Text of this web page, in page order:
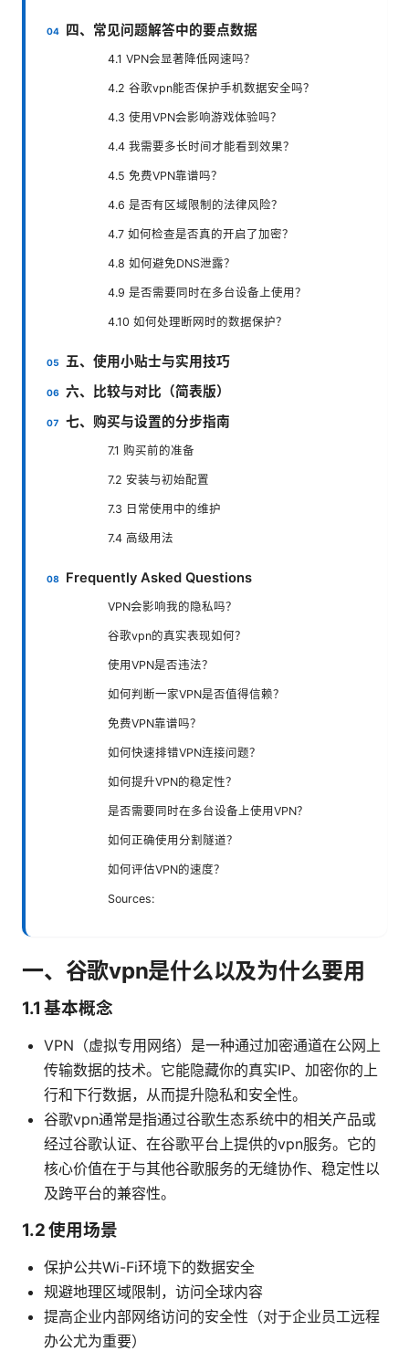
四、常见问题解答中的要点数据
4.1 VPN会显著降低网速吗？
4.2 谷歌vpn能否保护手机数据安全吗？
4.3 使用VPN会影响游戏体验吗？
4.4 我需要多长时间才能看到效果？
4.5 免费VPN靠谱吗？
4.6 是否有区域限制的法律风险？
4.7 如何检查是否真的开启了加密？
4.8 如何避免DNS泄露？
4.9 是否需要同时在多台设备上使用？
4.10 如何处理断网时的数据保护？
五、使用小贴士与实用技巧
六、比较与对比（简表版）
七、购买与设置的分步指南
7.1 购买前的准备
7.2 安装与初始配置
7.3 日常使用中的维护
7.4 高级用法
Frequently Asked Questions
VPN会影响我的隐私吗？
谷歌vpn的真实表现如何？
使用VPN是否违法？
如何判断一家VPN是否值得信赖？
免费VPN靠谱吗？
如何快速排错VPN连接问题？
如何提升VPN的稳定性？
是否需要同时在多台设备上使用VPN？
如何正确使用分割隧道？
如何评估VPN的速度？
Sources:
一、谷歌vpn是什么以及为什么要用
1.1 基本概念
VPN（虚拟专用网络）是一种通过加密通道在公网上
传输数据的技术。它能隐藏你的真实IP、加密你的上
行和下行数据，从而提升隐私和安全性。
谷歌vpn通常是指通过谷歌生态系统中的相关产品或
经过谷歌认证、在谷歌平台上提供的vpn服务。它的
核心价值在于与其他谷歌服务的无缝协作、稳定性以
及跨平台的兼容性。
1.2 使用场景
保护公共Wi-Fi环境下的数据安全
规避地理区域限制，访问全球内容
提高企业内部网络访问的安全性（对于企业员工远程
办公尤为重要）